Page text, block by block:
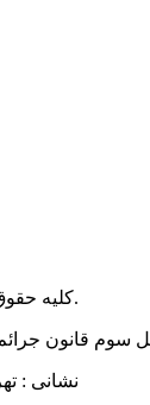
کلیه حقوق مادی ومعنوی متعلق به سی پنل می باشد.
نشانی :